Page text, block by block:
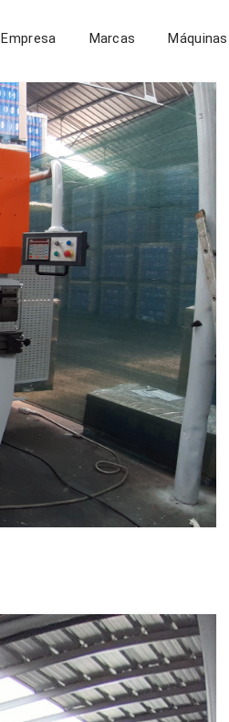
Empresa Marcas